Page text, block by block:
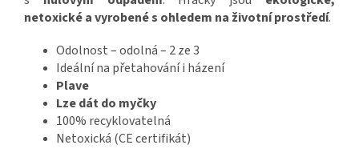
netoxické a vyrobené s ohledem na životní prostředí.
Odolnost – odolná – 2 ze 3
Ideální na přetahování i házení
Plave
Lze dát do myčky
100% recyklovatelná
Netoxická (CE certifikát)